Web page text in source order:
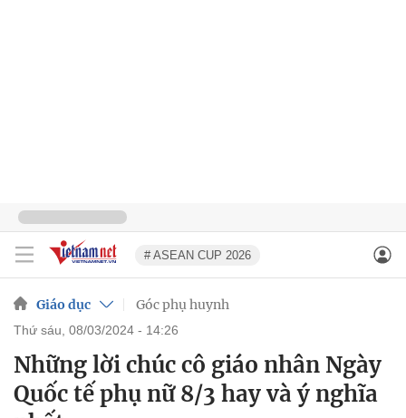
# ASEAN CUP 2026
Giáo dục Góc phụ huynh
thứ sáu, 08/03/2024 - 14:26
Những lời chúc cô giáo nhân Ngày
Quốc tế phụ nữ 8/3 hay và ý nghĩa